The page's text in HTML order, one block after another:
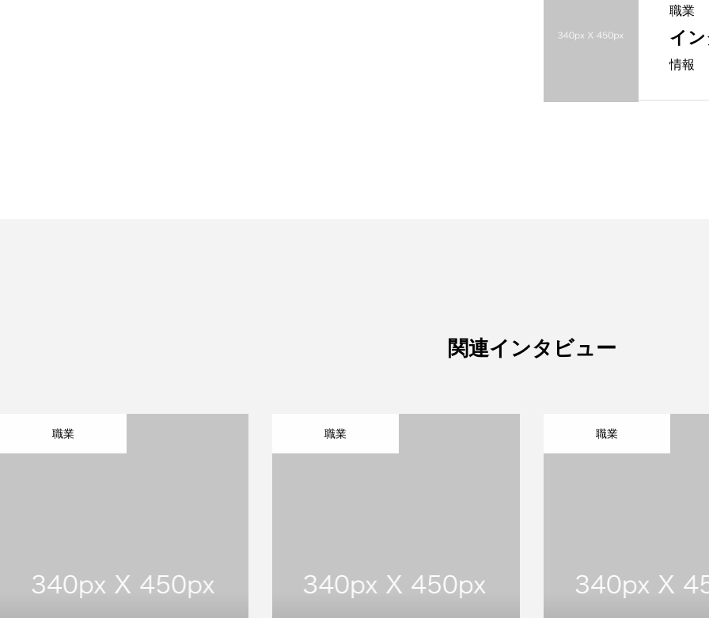
職業
イ
情報
関連インタビュー
職業 職業 職業